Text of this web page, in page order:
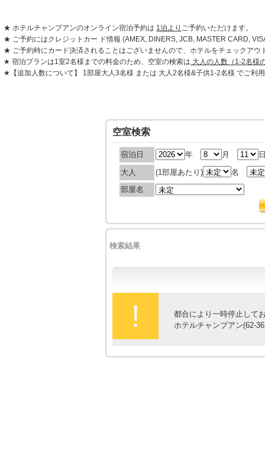
★ ホテルチャンプアンのオンライン宿泊予約は 1泊より ご予約いただけます。
★ ご予約にはクレジットカー ド情報 (AMEX, DINERS, JCB, MASTER CARD,
★ ご予約時にカード決済されることはございませんので、ホテルをチェックアウ
★ 宿泊プランは1室2名様までの料金のため、空室の検索は 大人の人数（1-2名様
★【追加人数について】 1部屋大人3名様 または 大人2名様&子供1-2名様 でご利
空室検索
宿泊日 年 月
大人
(1部屋あたり)
名
部屋名
検索結果
!
都合により一時停止して
ホテルチャンプアン(62-